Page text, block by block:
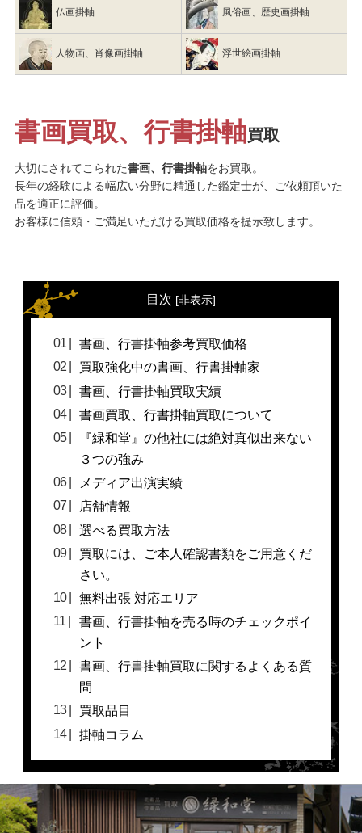
仏画掛軸 風俗画、歴史画掛軸
人物画、肖像画掛軸 浮世絵画掛軸
書画買取、行書掛軸買取
大切にされてこられた書画、行書掛軸をお買取。
長年の経験による幅広い分野に精通した鑑定士が、ご依頼頂いた
品を適正に評価。
お客様に信頼・ご満足いただける買取価格を提示致します。
目次 [非表示]
書画、行書掛軸参考買取価格
買取強化中の書画、行書掛軸家
書画、行書掛軸買取実績
書画買取、行書掛軸買取について
『緑和堂』の他社には絶対真似出来ない
３つの強み
メディア出演実績
店舗情報
選べる買取方法
買取には、ご本人確認書類をご用意くだ
さい。
無料出張 対応エリア
書画、行書掛軸を売る時のチェックポイ
ント
書画、行書掛軸買取に関するよくある質
問
買取品目
掛軸コラム